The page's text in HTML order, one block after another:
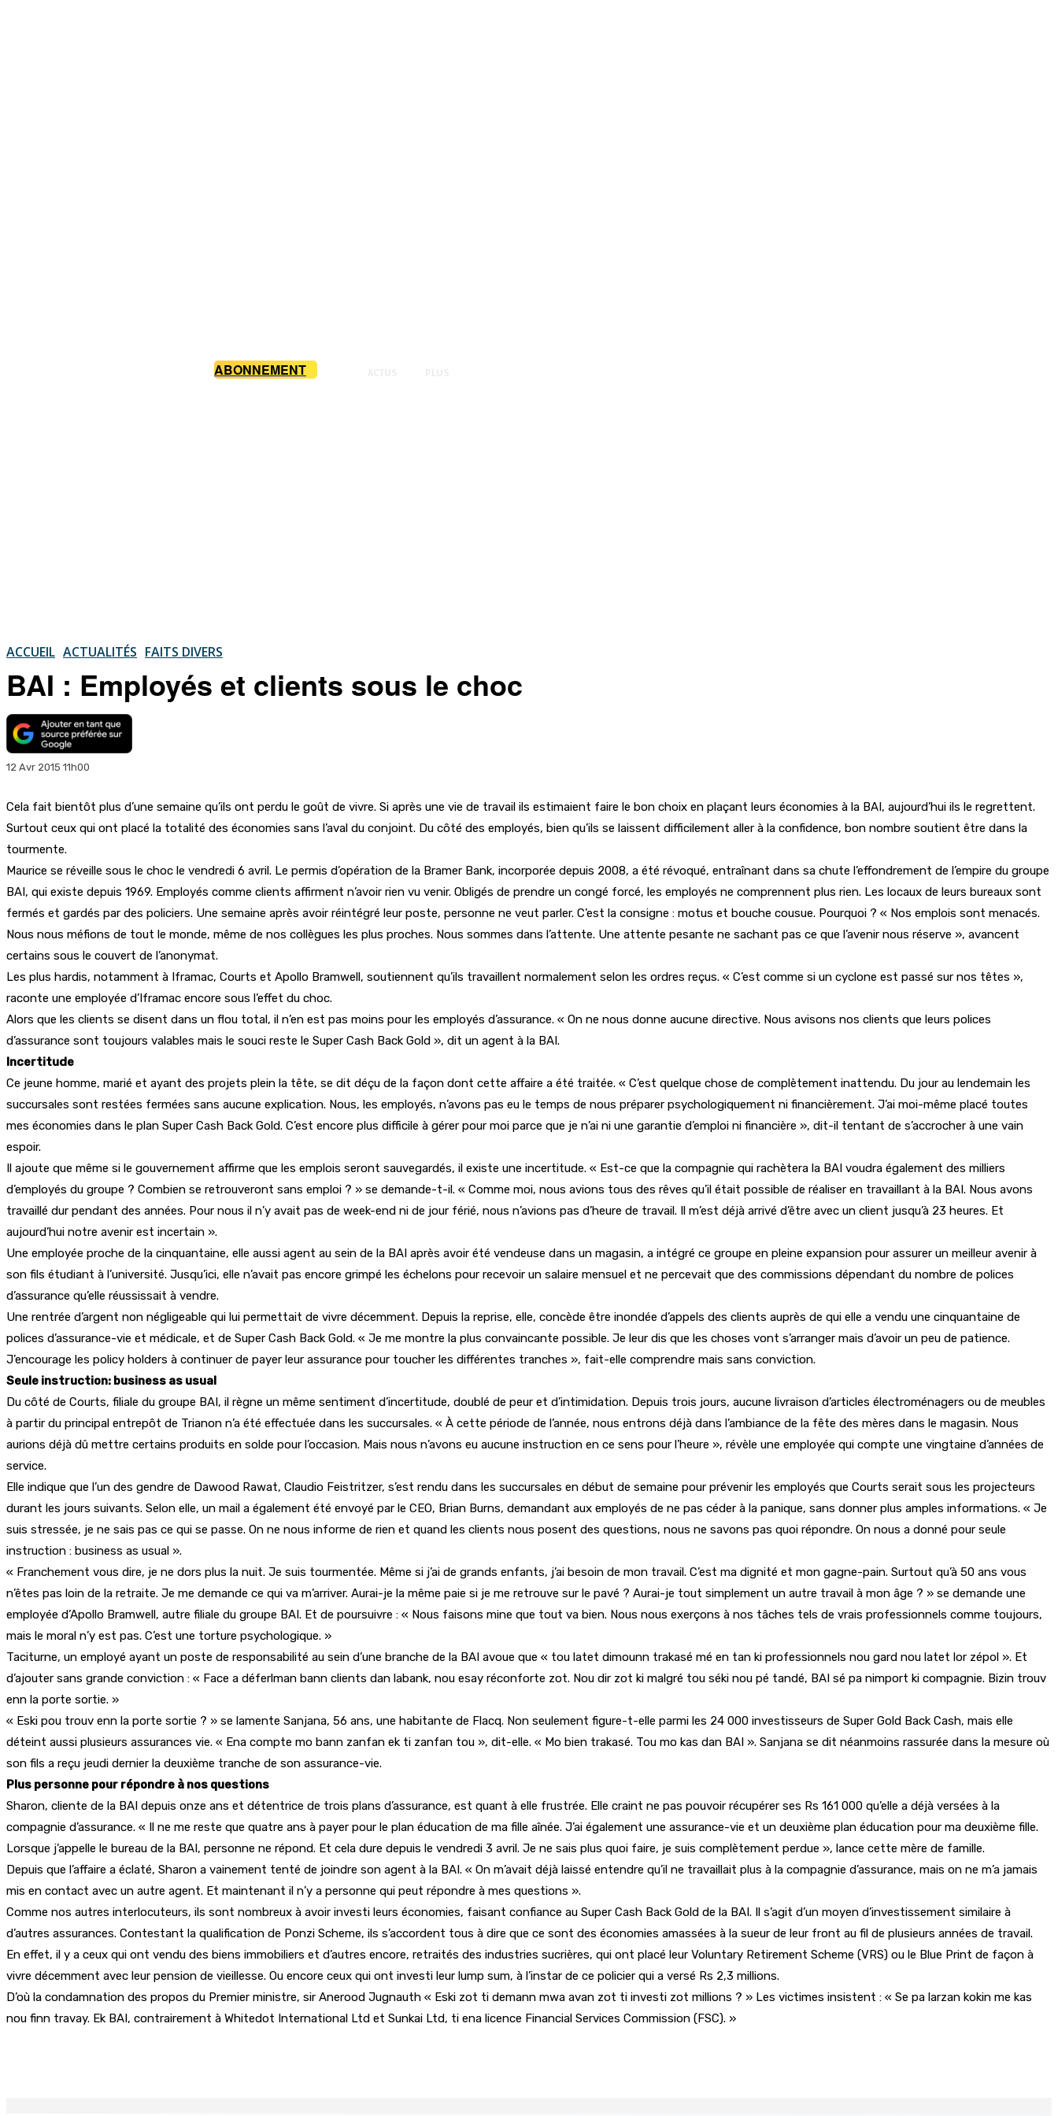
ABONNEMENT
ACCUEIL ACTUALITÉS FAITS DIVERS
BAI : Employés et clients sous le choc
12 Avr 2015 11h00
Cela fait bientôt plus d’une semaine qu’ils ont perdu le goût de vivre. Si après une vie de travail ils estimaient faire le bon choix en plaçant leurs économies à la BAI, aujourd’hui ils le regrettent.
Surtout ceux qui ont placé la totalité des économies sans l’aval du conjoint. Du côté des employés, bien qu’ils se laissent difficilement aller à la confidence, bon nombre soutient être dans la
tourmente.
Maurice se réveille sous le choc le vendredi 6 avril. Le permis d’opération de la Bramer Bank, incorporée depuis 2008, a été révoqué, entraînant dans sa chute l’effondrement de l’empire du groupe
BAI, qui existe depuis 1969. Employés comme clients affirment n’avoir rien vu venir. Obligés de prendre un congé forcé, les employés ne comprennent plus rien. Les locaux de leurs bureaux sont
fermés et gardés par des policiers. Une semaine après avoir réintégré leur poste, personne ne veut parler. C’est la consigne : motus et bouche cousue. Pourquoi ? « Nos emplois sont menacés.
Nous nous méfions de tout le monde, même de nos collègues les plus proches. Nous sommes dans l’attente. Une attente pesante ne sachant pas ce que l’avenir nous réserve », avancent
certains sous le couvert de l’anonymat.
Les plus hardis, notamment à Iframac, Courts et Apollo Bramwell, soutiennent qu’ils travaillent normalement selon les ordres reçus. « C’est comme si un cyclone est passé sur nos têtes »,
raconte une employée d’Iframac encore sous l’effet du choc.
Alors que les clients se disent dans un flou total, il n’en est pas moins pour les employés d’assurance. « On ne nous donne aucune directive. Nous avisons nos clients que leurs polices
d’assurance sont toujours valables mais le souci reste le Super Cash Back Gold », dit un agent à la BAI.
Incertitude
Ce jeune homme, marié et ayant des projets plein la tête, se dit déçu de la façon dont cette affaire a été traitée. « C’est quelque chose de complètement inattendu. Du jour au lendemain les
succursales sont restées fermées sans aucune explication. Nous, les employés, n’avons pas eu le temps de nous préparer psychologiquement ni financièrement. J’ai moi-même placé toutes
mes économies dans le plan Super Cash Back Gold. C’est encore plus difficile à gérer pour moi parce que je n’ai ni une garantie d’emploi ni financière », dit-il tentant de s’accrocher à une vain
espoir.
Il ajoute que même si le gouvernement affirme que les emplois seront sauvegardés, il existe une incertitude. « Est-ce que la compagnie qui rachètera la BAI voudra également des milliers
d’employés du groupe ? Combien se retrouveront sans emploi ? » se demande-t-il. « Comme moi, nous avions tous des rêves qu’il était possible de réaliser en travaillant à la BAI. Nous avons
travaillé dur pendant des années. Pour nous il n’y avait pas de week-end ni de jour férié, nous n’avions pas d’heure de travail. Il m’est déjà arrivé d’être avec un client jusqu’à 23 heures. Et
aujourd’hui notre avenir est incertain ».
Une employée proche de la cinquantaine, elle aussi agent au sein de la BAI après avoir été vendeuse dans un magasin, a intégré ce groupe en pleine expansion pour assurer un meilleur avenir à
son fils étudiant à l’université. Jusqu’ici, elle n’avait pas encore grimpé les échelons pour recevoir un salaire mensuel et ne percevait que des commissions dépendant du nombre de polices
d’assurance qu’elle réussissait à vendre.
Une rentrée d’argent non négligeable qui lui permettait de vivre décemment. Depuis la reprise, elle, concède être inondée d’appels des clients auprès de qui elle a vendu une cinquantaine de
polices d’assurance-vie et médicale, et de Super Cash Back Gold. « Je me montre la plus convaincante possible. Je leur dis que les choses vont s’arranger mais d’avoir un peu de patience.
J’encourage les policy holders à continuer de payer leur assurance pour toucher les différentes tranches », fait-elle comprendre mais sans conviction.
Seule instruction: business as usual
Du côté de Courts, filiale du groupe BAI, il règne un même sentiment d’incertitude, doublé de peur et d’intimidation. Depuis trois jours, aucune livraison d’articles électroménagers ou de meubles
à partir du principal entrepôt de Trianon n’a été effectuée dans les succursales. « À cette période de l’année, nous entrons déjà dans l’ambiance de la fête des mères dans le magasin. Nous
aurions déjà dû mettre certains produits en solde pour l’occasion. Mais nous n’avons eu aucune instruction en ce sens pour l’heure », révèle une employée qui compte une vingtaine d’années de
service.
Elle indique que l’un des gendre de Dawood Rawat, Claudio Feistritzer, s’est rendu dans les succursales en début de semaine pour prévenir les employés que Courts serait sous les projecteurs
durant les jours suivants. Selon elle, un mail a également été envoyé par le CEO, Brian Burns, demandant aux employés de ne pas céder à la panique, sans donner plus amples informations. « Je
suis stressée, je ne sais pas ce qui se passe. On ne nous informe de rien et quand les clients nous posent des questions, nous ne savons pas quoi répondre. On nous a donné pour seule
instruction : business as usual ».
« Franchement vous dire, je ne dors plus la nuit. Je suis tourmentée. Même si j’ai de grands enfants, j’ai besoin de mon travail. C’est ma dignité et mon gagne-pain. Surtout qu’à 50 ans vous
n’êtes pas loin de la retraite. Je me demande ce qui va m’arriver. Aurai-je la même paie si je me retrouve sur le pavé ? Aurai-je tout simplement un autre travail à mon âge ? » se demande une
employée d’Apollo Bramwell, autre filiale du groupe BAI. Et de poursuivre : « Nous faisons mine que tout va bien. Nous nous exerçons à nos tâches tels de vrais professionnels comme toujours,
mais le moral n’y est pas. C’est une torture psychologique. »
Taciturne, un employé ayant un poste de responsabilité au sein d’une branche de la BAI avoue que « tou latet dimounn trakasé mé en tan ki professionnels nou gard nou latet lor zépol ». Et
d’ajouter sans grande conviction : « Face a déferlman bann clients dan labank, nou esay réconforte zot. Nou dir zot ki malgré tou séki nou pé tandé, BAI sé pa nimport ki compagnie. Bizin trouv
enn la porte sortie. »
« Eski pou trouv enn la porte sortie ? » se lamente Sanjana, 56 ans, une habitante de Flacq. Non seulement figure-t-elle parmi les 24 000 investisseurs de Super Gold Back Cash, mais elle
déteint aussi plusieurs assurances vie. « Ena compte mo bann zanfan ek ti zanfan tou », dit-elle. « Mo bien trakasé. Tou mo kas dan BAI ». Sanjana se dit néanmoins rassurée dans la mesure où
son fils a reçu jeudi dernier la deuxième tranche de son assurance-vie.
Plus personne pour répondre à nos questions
Sharon, cliente de la BAI depuis onze ans et détentrice de trois plans d’assurance, est quant à elle frustrée. Elle craint ne pas pouvoir récupérer ses Rs 161 000 qu’elle a déjà versées à la
compagnie d’assurance. « Il ne me reste que quatre ans à payer pour le plan éducation de ma fille aînée. J’ai également une assurance-vie et un deuxième plan éducation pour ma deuxième fille.
Lorsque j’appelle le bureau de la BAI, personne ne répond. Et cela dure depuis le vendredi 3 avril. Je ne sais plus quoi faire, je suis complètement perdue », lance cette mère de famille.
Depuis que l’affaire a éclaté, Sharon a vainement tenté de joindre son agent à la BAI. « On m’avait déjà laissé entendre qu’il ne travaillait plus à la compagnie d’assurance, mais on ne m’a jamais
mis en contact avec un autre agent. Et maintenant il n’y a personne qui peut répondre à mes questions ».
Comme nos autres interlocuteurs, ils sont nombreux à avoir investi leurs économies, faisant confiance au Super Cash Back Gold de la BAI. Il s’agit d’un moyen d’investissement similaire à
d’autres assurances. Contestant la qualification de Ponzi Scheme, ils s’accordent tous à dire que ce sont des économies amassées à la sueur de leur front au fil de plusieurs années de travail.
En effet, il y a ceux qui ont vendu des biens immobiliers et d’autres encore, retraités des industries sucrières, qui ont placé leur Voluntary Retirement Scheme (VRS) ou le Blue Print de façon à
vivre décemment avec leur pension de vieillesse. Ou encore ceux qui ont investi leur lump sum, à l’instar de ce policier qui a versé Rs 2,3 millions.
D’où la condamnation des propos du Premier ministre, sir Anerood Jugnauth « Eski zot ti demann mwa avan zot ti investi zot millions ? » Les victimes insistent : « Se pa larzan kokin me kas
nou finn travay. Ek BAI, contrairement à Whitedot International Ltd et Sunkai Ltd, ti ena licence Financial Services Commission (FSC). »